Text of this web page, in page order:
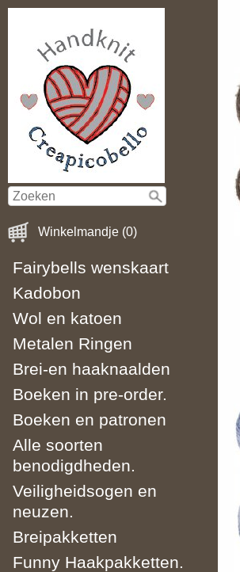
Winkelmandje (0)
Fairybells wenskaart
Kadobon
Wol en katoen
Metalen Ringen
Brei-en haaknaalden
Boeken in pre-order.
Boeken en patronen
Alle soorten
benodigdheden.
Veiligheidsogen en
neuzen.
Breipakketten
Funny Haakpakketten.